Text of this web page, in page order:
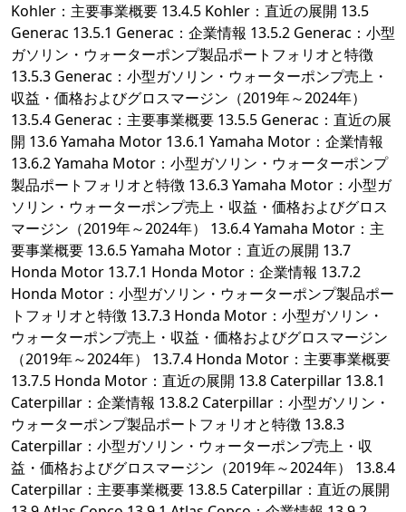
Kohler：主要事業概要 13.4.5 Kohler：直近の展開 13.5
Generac 13.5.1 Generac：企業情報 13.5.2 Generac：小型
ガソリン・ウォーターポンプ製品ポートフォリオと特徴
13.5.3 Generac：小型ガソリン・ウォーターポンプ売上・
収益・価格およびグロスマージン（2019年～2024年）
13.5.4 Generac：主要事業概要 13.5.5 Generac：直近の展
開 13.6 Yamaha Motor 13.6.1 Yamaha Motor：企業情報
13.6.2 Yamaha Motor：小型ガソリン・ウォーターポンプ
製品ポートフォリオと特徴 13.6.3 Yamaha Motor：小型ガ
ソリン・ウォーターポンプ売上・収益・価格およびグロス
マージン（2019年～2024年） 13.6.4 Yamaha Motor：主
要事業概要 13.6.5 Yamaha Motor：直近の展開 13.7
Honda Motor 13.7.1 Honda Motor：企業情報 13.7.2
Honda Motor：小型ガソリン・ウォーターポンプ製品ポー
トフォリオと特徴 13.7.3 Honda Motor：小型ガソリン・
ウォーターポンプ売上・収益・価格およびグロスマージン
（2019年～2024年） 13.7.4 Honda Motor：主要事業概要
13.7.5 Honda Motor：直近の展開 13.8 Caterpillar 13.8.1
Caterpillar：企業情報 13.8.2 Caterpillar：小型ガソリン・
ウォーターポンプ製品ポートフォリオと特徴 13.8.3
Caterpillar：小型ガソリン・ウォーターポンプ売上・収
益・価格およびグロスマージン（2019年～2024年） 13.8.4
Caterpillar：主要事業概要 13.8.5 Caterpillar：直近の展開